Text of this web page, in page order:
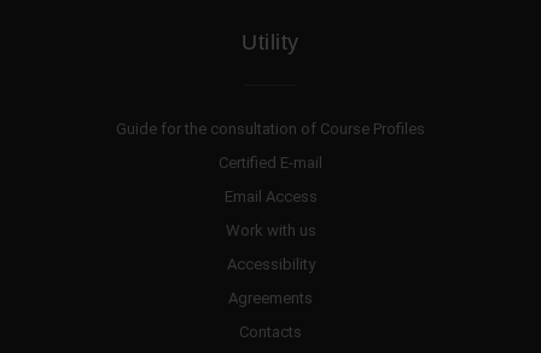
Utility
Guide for the consultation of Course Profiles
Certified E-mail
Email Access
Work with us
Accessibility
Agreements
Contacts